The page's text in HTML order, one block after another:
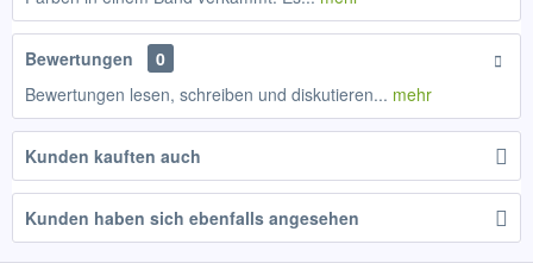
Bewertungen
0
Bewertungen lesen, schreiben und diskutieren... mehr
Kunden kauften auch
Kunden haben sich ebenfalls angesehen